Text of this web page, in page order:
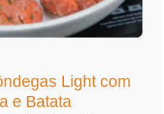
Light com
e Batata